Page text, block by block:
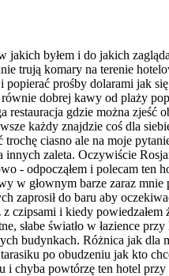
byłem i do jakich
trują komary na terenie
prośby dolarami jak
dobrej kawy od plaży
gdzie można zjeść
każdy znajdzie coś dla
ciasno ale na moje
zaleta. Oczywiście
- odpocząłem i polecam ten
w głownym barze zaraz mnie
zaprosił do baru aby
czipsami i kiedy powiedzałem
słabe światło w łazience
budynkach. Różnica jak dla
po obudzeniu jak kto
i chyba powtórzę ten hotel